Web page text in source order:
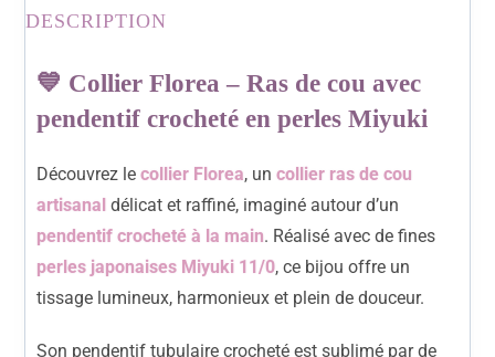
DESCRIPTION
💙 Collier Florea – Ras de cou avec
pendentif crocheté en perles Miyuki
Découvrez lecollier Florea, uncollier ras de cou
artisanal délicat et raffiné, imaginé autour d’un
pendentif crocheté à la main. Réalisé avec de fines
perles japonaises Miyuki 11/0, ce bijou offre un
tissage lumineux, harmonieux et plein de douceur.
Son pendentif tubulaire crocheté est sublimé par de